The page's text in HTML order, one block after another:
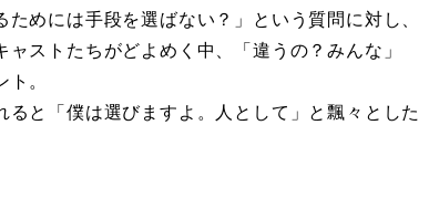
めには手段を選ばない？」という質問に対し、
ストたちがどよめく中、「違うの？みんな」
。
と「僕は選びますよ。人として」と飄々とした